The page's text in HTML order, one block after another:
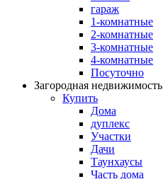
гараж
1-комнатные
2-комнатные
3-комнатные
4-комнатные
Посуточно
Загородная недвижимость
Купить
Дома
дуплекс
Участки
Дачи
Таунхаусы
Часть дома